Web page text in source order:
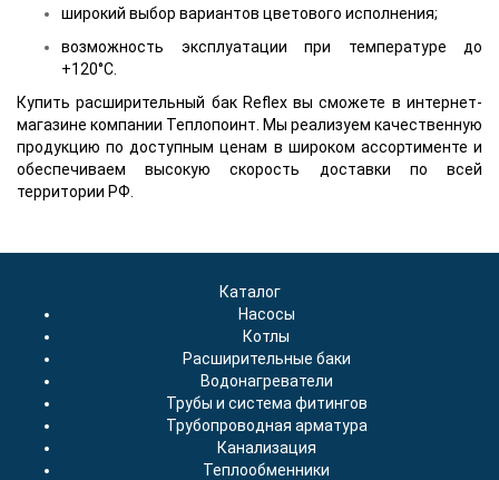
широкий выбор вариантов цветового исполнения;
возможность эксплуатации при температуре до
+120°С.
Купить расширительный бак Reflex вы сможете в интернет-
магазине компании Теплопоинт. Мы реализуем качественную
продукцию по доступным ценам в широком ассортименте и
обеспечиваем высокую скорость доставки по всей
территории РФ.
Каталог
Насосы
Котлы
Расширительные баки
Водонагреватели
Трубы и система фитингов
Трубопроводная арматура
Канализация
Теплообменники